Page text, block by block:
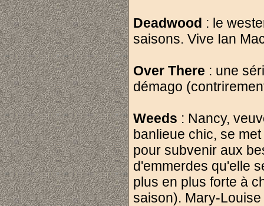
Deadwood : le
saisons. Vive Ian
Over There : une
démago
Weeds : Nancy,
banlieue chic, se
pour subvenir aux
d'emmerdes qu'elle
plus en plus forte à
saison). Mary-